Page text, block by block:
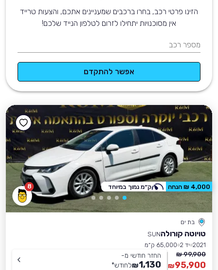
הזינו פרטי רכב, בחרו ברכבים שמעניינים אתכם, והצעות טרייד
אין מסוכנויות יתחילו לזרום לטלפון הנייד שלכם!
מספר רכב
אפשר להתקדם
8
בת ים
טויוטה קורולהSUN
2021 יד 2
65,000 ק״מ
99,900 ₪
95,900
₪
החזר חודשי מ-
1,130
₪לחודש*
4,000 ₪ הנחה ק״מ נמוך במיוחד